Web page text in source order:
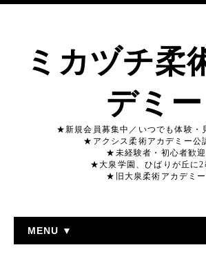
ミカヅチ柔
デミー
★新規会員募集中／いつでも体験・
★アクシス柔術アカデミー公
★未経験者・初心者歓迎
★大泉学園、ひばりが丘に2
★旧大泉柔術アカデミー
MENU ▼